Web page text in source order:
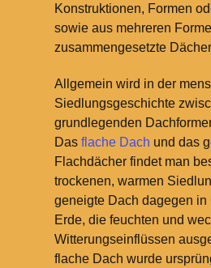
Konstruktionen, Formen
sowie aus mehreren
zusammengesetzte
Allgemein wird in der
Siedlungsgeschichte
grundlegenden
Das flache Dach und das
Flachdächer findet man
trockenen, warmen
geneigte Dach dagegen in
Erde, die feuchten und
Witterungseinflüssen
flache Dach wurde